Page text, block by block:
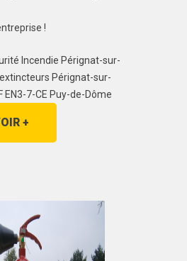
!
Incendie Pérignat-sur-
Pérignat-sur-
EN3-7-CE Puy-de-Dôme
+